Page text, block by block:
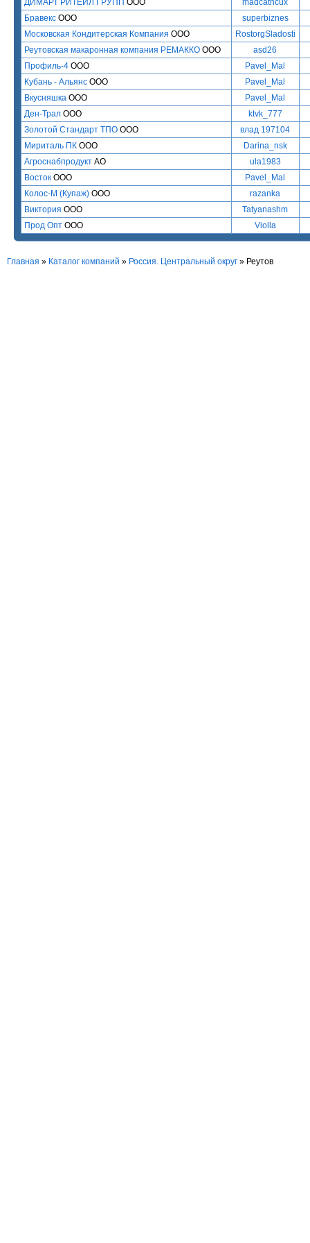
ДИМАРТ РИТЕЙЛ ГРУПП ООО
madcatncux
Бравекс ООО
superbiznes
Московская Кондитерская Компания ООО
RostorgSladosti
Реутовская макаронная компания РЕМАККО ООО
asd26
Профиль-4 ООО
Pavel_Mal
Кубань - Альянс ООО
Pavel_Mal
Вкусняшка ООО
Pavel_Mal
Ден-Трал ООО
ktvk_777
Золотой Стандарт ТПО ООО
влад 197104
Мириталь ПК ООО
Darina_nsk
Агроснабпродукт АО
ula1983
Восток ООО
Pavel_Mal
Колос-М (Купаж) ООО
razanka
Виктория ООО
Tatyanashm
Прод Опт ООО Violla
Главная » Каталог компаний » Россия. Центральный округ » Реутов